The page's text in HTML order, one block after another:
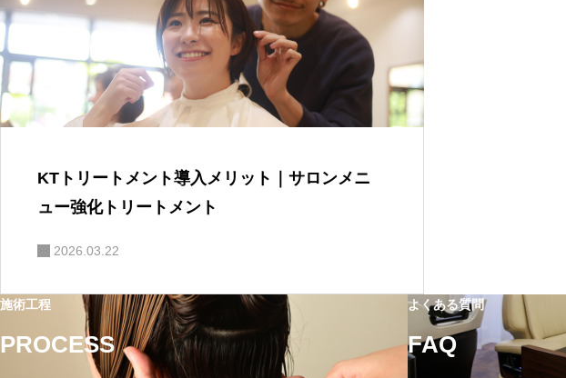
KTトリートメント導入メリット｜サロンメニ
ュー強化トリートメント
2026.03.22
施術工程
PROCESS
よくある質問
FAQ